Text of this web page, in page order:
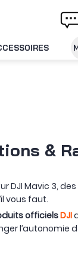
dès 49€
&
DJI Mavic 3,
vous faut.
officielsDJI
l’autonomie